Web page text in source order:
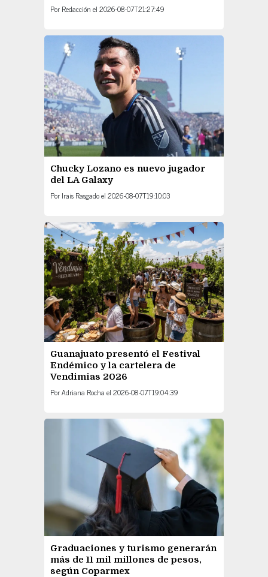
Por Redacción el 2026-08-07T21:27:49
Chucky Lozano es nuevo jugador
del LA Galaxy
Por Irais Rasgadoel 2026-08-07T19:10:03
Guanajuato presentó el Festival
Endémico y la cartelera de
Vendimias 2026
PorAdriana Rocha el 2026-08-07T19:04:39
Graduaciones y turismo generarán
más de 11 mil millones de pesos,
según Coparmex